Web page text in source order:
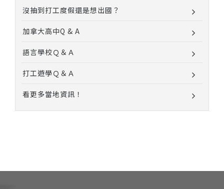
沒抽到打工度假還是想出國？
加拿大高中Q & A
語言學校Ｑ＆Ａ
打工遊學Ｑ＆Ａ
看更多當地資訊！